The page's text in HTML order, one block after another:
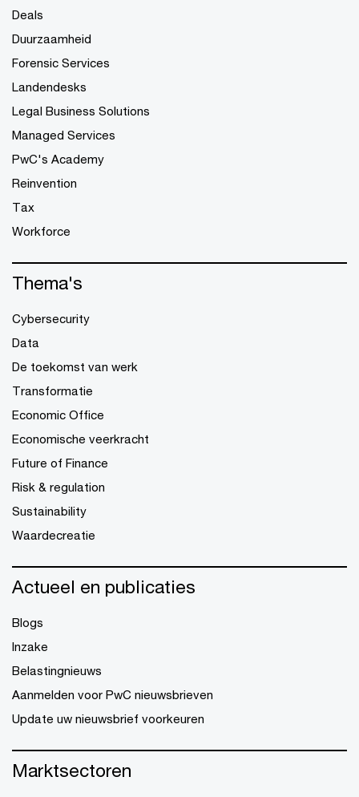
Deals
Duurzaamheid
Forensic Services
Landendesks
Legal Business Solutions
Managed Services
PwC's Academy
Reinvention
Tax
Workforce
Thema's
Cybersecurity
Data
De toekomst van werk
Transformatie
Economic Office
Economische veerkracht
Future of Finance
Risk & regulation
Sustainability
Waardecreatie
Actueel en publicaties
Blogs
Inzake
Belastingnieuws
Aanmelden voor PwC nieuwsbrieven
Update uw nieuwsbrief voorkeuren
Marktsectoren